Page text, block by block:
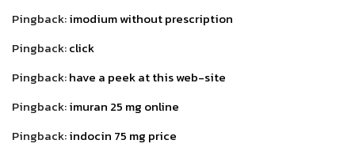
Pingback:imodium without prescription
Pingback:click
Pingback:have a peek at this web-site
Pingback:imuran 25 mg online
Pingback:indocin 75 mg price